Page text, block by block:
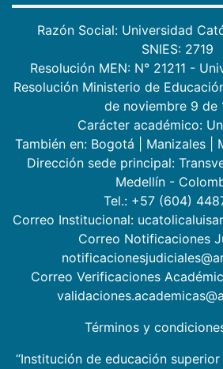
Razón Social: Universidad
SNIES: 2719
Resolución MEN: N° 21211 -
Resolución Ministerio de
de noviembre 9 de
Carácter académico:
También en: Bogotá Manizales
Dirección sede principal:
Medellín -
Tel.: +57 (604)
Correo Institucional:
Correo Notificaciones
Correo Verificaciones
Términos y
“Institución de educación